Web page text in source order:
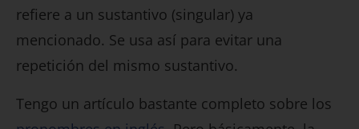
refiere a un sustantivo (singular) ya
mencionado. Se usa así para evitar una
repetición del mismo sustantivo.
Tengo un artículo bastante completo sobre los